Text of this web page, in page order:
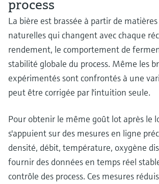
process
La bière est brassée à partir de
naturelles qui changent avec chaque
rendement, le comportement de
stabilité globale du process. Même les
expérimentés sont confrontés à une
peut être corrigée par l'intuition seule.
Pour obtenir le même goût lot après le
s'appuient sur des mesures en ligne
densité, débit, température, oxygène
fournir des données en temps réel
contrôle des process. Ces mesures